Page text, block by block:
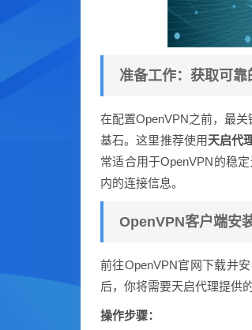
准备工作：获取可
在配置OpenVPN之前，最
基石。这里推荐使用天启代
常适合用于OpenVPN的稳
内的连接信息。
OpenVPN客户端安
前往OpenVPN官网下载并
后，你将需要天启代理提供
操作步骤：